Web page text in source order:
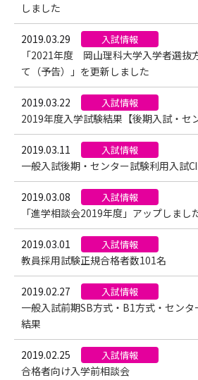
しました
2019.03.29 入試情報
「2021年度 岡山理科大学入学者選抜
て（予告）」を更新しました
2019.03.22 入試情報
2019年度入学試験結果【後期入試・セ
2019.03.11 入試情報
一般入試後期・センター試験利用入試
2019.03.08 入試情報
「進学相談会2019年度」アップしまし
2019.03.01 入試情報
教員採用試験正規合格者数101名
2019.02.27 入試情報
一般入試前期SB方式・B1方式・セン
結果
2019.02.25 入試情報
合格者向け入学前相談会